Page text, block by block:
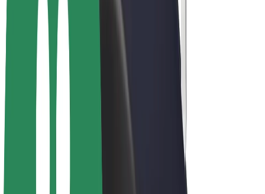
Bolt Plus
Câștigă cu Bolt
Șoferi
Câștiguri șofer partener
Curieri